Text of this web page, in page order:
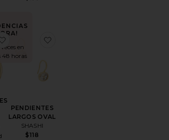
en
48 horas
favoritoPENDIENTES DE ARO WIDE HINGED
PENDIENTES
LARGOS OVAL
SHASHI
$118